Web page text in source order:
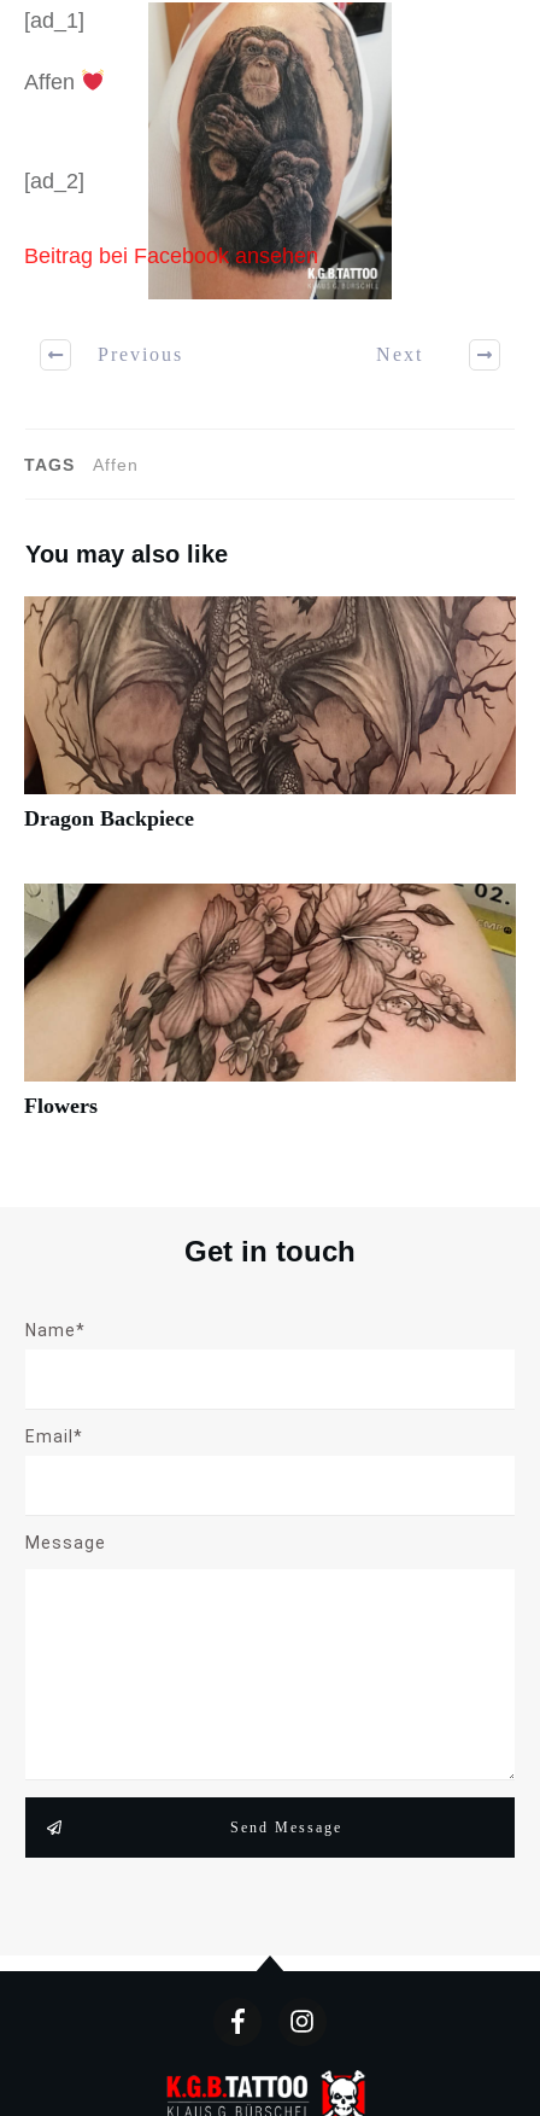
[ad_1]
Affen
[ad_2]
Beitrag bei Facebook ansehen
Previous Next
TAGS Affen
You may also like
Dragon Backpiece
Flowers
Get in touch
Name*
Email*
Message
Send Message